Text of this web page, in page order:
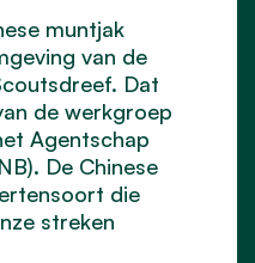
muntjak
van de
Dat
de werkgroep
Agentschap
De Chinese
die
streken